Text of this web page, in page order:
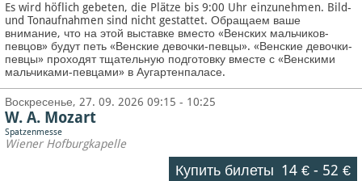
Es wird höflich gebeten, die Plätze bis 9:00 Uhr einzunehmen. Bild-
und Tonaufnahmen sind nicht gestattet.Обращаем ваше
внимание, что на этой выставке вместо «Венских мальчиков-
певцов» будут петь «Венские девочки-певцы». «Венские девочки-
певцы» проходят тщательную подготовку вместе с «Венскими
мальчиками-певцами» в Аугартенпаласе.
Воскресенье, 27. 09. 2026 09:15 - 10:25
W. A. Mozart
Spatzenmesse
Wiener Hofburgkapelle
Купить билеты 14 €- 52 €